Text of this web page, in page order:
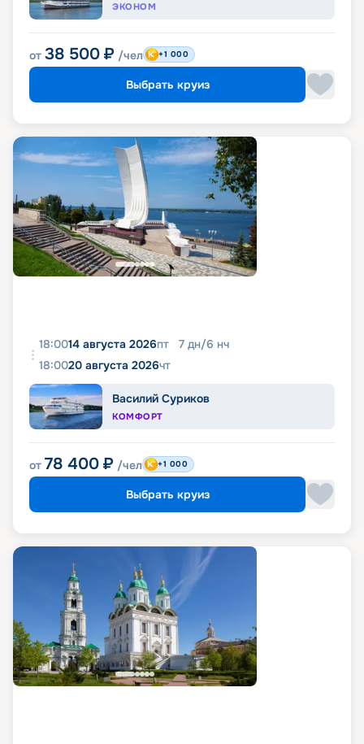
ЭКОНОМ
от 38 500 ₽ /чел +1 000
Выбрать круиз
18:0014 августа 2026пт 7 дн/6 нч
18:0020 августа 2026чт
Василий Суриков
КОМФОРТ
от 78 400 ₽ /чел +1 000
Выбрать круиз